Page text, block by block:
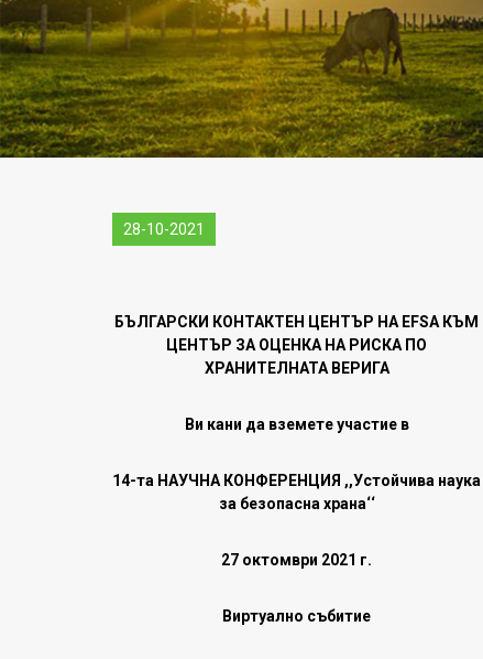
28-10-2021
БЪЛГАРСКИ КОНТАКТЕН ЦЕНТЪР НА EFSA КЪМ
ЦЕНТЪР ЗА ОЦЕНКА НА РИСКА ПО
ХРАНИТЕЛНАТА ВЕРИГА
Ви кани да вземете участие в
14-та НАУЧНА КОНФЕРЕНЦИЯ ,,Устойчива наука
за безопасна храна‘‘
27 октомври 2021 г.
Виртуално събитие